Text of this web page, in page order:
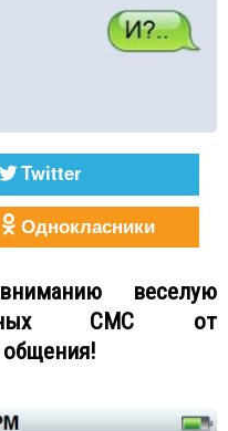
Twitter
Однокласники
веселую
СМС от